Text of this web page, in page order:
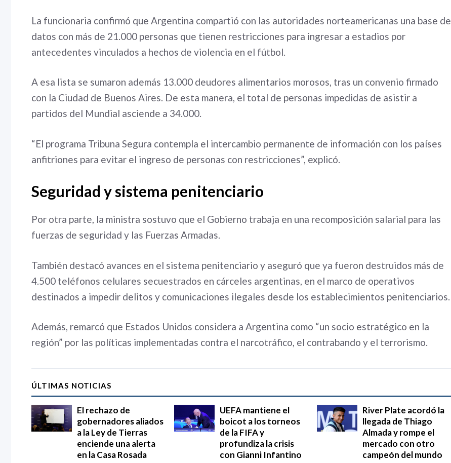
La funcionaria confirmó que Argentina compartió con las autoridades norteamericanas una base de
datos con más de 21.000 personas que tienen restricciones para ingresar a estadios por
antecedentes vinculados a hechos de violencia en el fútbol.
A esa lista se sumaron además 13.000 deudores alimentarios morosos, tras un convenio firmado
con la Ciudad de Buenos Aires. De esta manera, el total de personas impedidas de asistir a
partidos del Mundial asciende a 34.000.
“El programa Tribuna Segura contempla el intercambio permanente de información con los países
anfitriones para evitar el ingreso de personas con restricciones”, explicó.
Seguridad y sistema penitenciario
Por otra parte, la ministra sostuvo que el Gobierno trabaja en una recomposición salarial para las
fuerzas de seguridad y las Fuerzas Armadas.
También destacó avances en el sistema penitenciario y aseguró que ya fueron destruidos más de
4.500 teléfonos celulares secuestrados en cárceles argentinas, en el marco de operativos
destinados a impedir delitos y comunicaciones ilegales desde los establecimientos penitenciarios.
Además, remarcó que Estados Unidos considera a Argentina como “un socio estratégico en la
región” por las políticas implementadas contra el narcotráfico, el contrabando y el terrorismo.
ÚLTIMAS NOTICIAS
El rechazo de
gobernadores aliados
a la Ley de Tierras
enciende una alerta
en la Casa Rosada
UEFA mantiene el
boicot a los torneos
de la FIFA y
profundiza la crisis
con Gianni Infantino
River Plate acordó la
llegada de Thiago
Almada y rompe el
mercado con otro
campeón del mundo